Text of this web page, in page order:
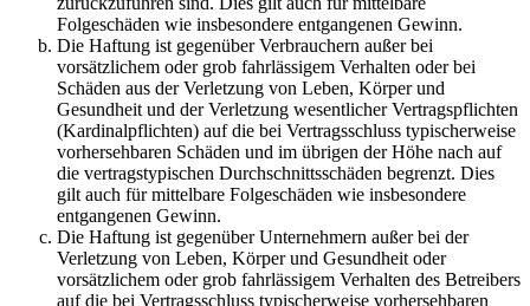
Folgeschäden wie insbesondere entgangenen Gewinn.
Die Haftung ist gegenüber Verbrauchern außer bei
vorsätzlichem oder grob fahrlässigem Verhalten oder bei
Schäden aus der Verletzung von Leben, Körper und
Gesundheit und der Verletzung wesentlicher Vertragspflichten
(Kardinalpflichten) auf die bei Vertragsschluss typischerweise
vorhersehbaren Schäden und im übrigen der Höhe nach auf
die vertragstypischen Durchschnittsschäden begrenzt. Dies
gilt auch für mittelbare Folgeschäden wie insbesondere
entgangenen Gewinn.
Die Haftung ist gegenüber Unternehmern außer bei der
Verletzung von Leben, Körper und Gesundheit oder
vorsätzlichem oder grob fahrlässigem Verhalten des Betreibers
auf die bei Vertragsschluss typischerweise vorhersehbaren